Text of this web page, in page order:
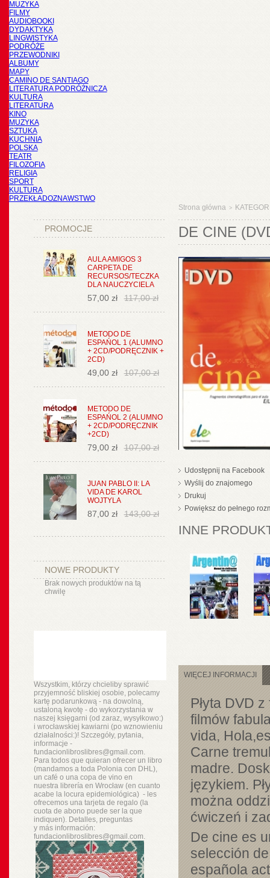
MUZYKA
FILMY
AUDIOBOOKI
DYDAKTYKA
LINGWISTYKA
PODRÓŻE
PRZEWODNIKI
ALBUMY
MAPY
CAMINO DE SANTIAGO
LITERATURA PODRÓŻNICZA
KULTURA
LITERATURA
KINO
MUZYKA
SZTUKA
KUCHNIA
POLSKA
TEATR
FILOZOFIA
RELIGIA
SPORT
KULTURA
PRZEKŁADOZNAWSTWO
PROMOCJE
AULA AMIGOS 3
CARPETA DE
RECURSOS/TECZKA
DLA NAUCZYCIELA
57,00 zł 117,00 zł
METODO DE
ESPAŃOL 1 (ALUMNO
+ 2CD/PODRĘCZNIK +
2CD)
49,00 zł 107,00 zł
METODO DE
ESPAŃOL 2 (ALUMNO
+ 2CD/PODRĘCZNIK
+2CD)
79,00 zł 107,00 zł
JUAN PABLO II: LA
VIDA DE KAROL
WOJTYLA
87,00 zł 143,00 zł
NOWE PRODUKTY
Brak nowych produktów na tą
chwilę
Wszystkim, którzy chcieliby sprawić
przyjemność bliskiej osobie, polecamy
kartę podarunkową - na dowolną,
ustaloną kwotę - do wykorzystania w
naszej księgarni (od zaraz, wysyłkowo:)
i wrocławskiej kawiarni (po wznowieniu
działalności:)! Szczegóły, pytania,
informacje -
fundacionlibroslibres@gmail.com.
Para todos que quieran ofrecer un libro
(mandamos a toda Polonia con DHL),
un café o una copa de vino en
nuestra libreríaen Wrocław (en cuanto
acabe la locura epidemiológica) - les
ofrecemos una tarjeta de regalo (la
cuota de abono puede ser la que
indiquen). Detalles, preguntas
y másinformación:
fundacionlibroslibres@gmail.com.
Strona główna >
DE CINE
Udostępnij na Facebook
Wyślij do znajomego
Drukuj
Powiększ do pełnego
INNE
WIĘCEJ INFORMACJI
Płyta DVD
filmów
vida,
Carne
madre.
językiem.
można
ćwiczeń i
De cine es
selección
española